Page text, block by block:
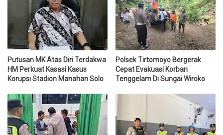
Putusan MK Atas Diri Terdakwa
HM Perkuat Kasasi Kasus
Korupsi Stadion Manahan Solo
Polsek Tirtomoyo Bergerak
Cepat Evakuasi Korban
Tenggelam Di Sungai Wiroko